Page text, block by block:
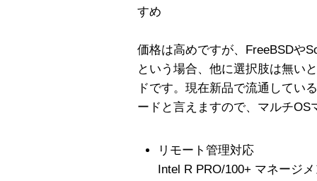
すめ
価格は高めですが、FreeBSDや
という場合、他に選択肢は無い
ドです。現在新品で流通してい
ードと言えますので、マルチOS
リモート管理対応
Intel R PRO/100+ マネージ